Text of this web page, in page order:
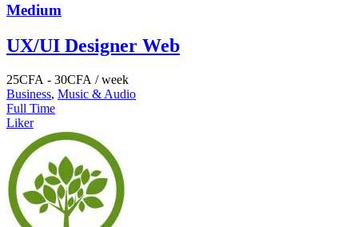
Medium
UX/UI Designer Web
25CFA - 30CFA / week
Business, Music & Audio
Full Time
Liker